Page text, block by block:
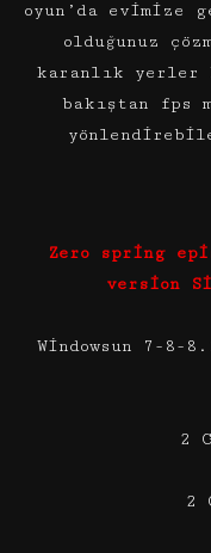
oyun’da evimize
olduğunuz
karanlık yerler
bakıştan fps
Zero spring
version
Windowsun 7-
2
2